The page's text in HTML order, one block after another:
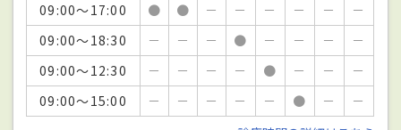
09:00～17:00
● ● － － － － －
－
09:00～18:30
－ － － ● － － －
－
09:00～12:30
－ － － － ● － －
－
09:00～15:00
－ － － － － ● －
－